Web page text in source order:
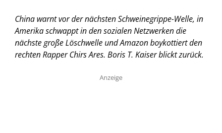
China warnt vor der nächsten Schweinegrippe-Welle, in
Amerika schwappt in den sozialen Netzwerken die
nächste große Löschwelle und Amazon boykottiert den
rechten Rapper Chirs Ares. Boris T. Kaiser blickt zurück.
Anzeige